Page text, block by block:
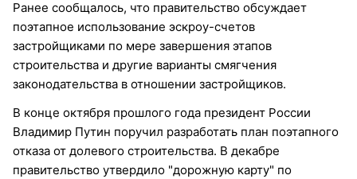
Ранее сообщалось, что правительство обсуждает
поэтапное использование эскроу-счетов
застройщиками по мере завершения этапов
строительства и другие варианты смягчения
законодательства в отношении застройщиков.
В конце октября прошлого года президент России
Владимир Путин поручил разработать план поэтапного
отказа от долевого строительства. В декабре
правительство утвердило "дорожную карту" по